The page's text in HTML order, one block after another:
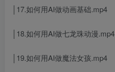
│17.如何用AI做动画基础.mp4
│18.如何用AI做七龙珠动漫.mp4
│19.如何用AI做魔法女孩.mp4